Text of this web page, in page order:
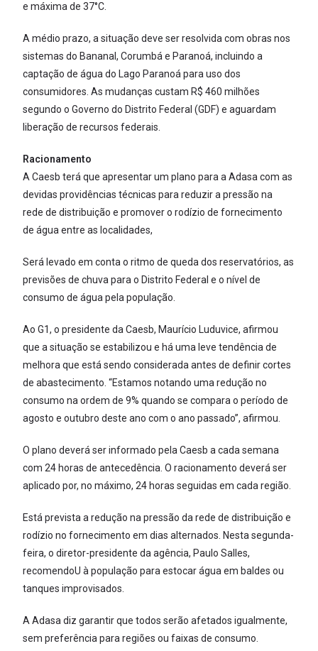
e máxima de 37°C.
A médio prazo, a situação deve ser resolvida com obras nos
sistemas do Bananal, Corumbá e Paranoá, incluindo a
captação de água do Lago Paranoá para uso dos
consumidores. As mudanças custam R$ 460 milhões
segundo o Governo do Distrito Federal (GDF) e aguardam
liberação de recursos federais.
Racionamento
A Caesb terá que apresentar um plano para a Adasa com as
devidas providências técnicas para reduzir a pressão na
rede de distribuição e promover o rodízio de fornecimento
de água entre as localidades,
Será levado em conta o ritmo de queda dos reservatórios, as
previsões de chuva para o Distrito Federal e o nível de
consumo de água pela população.
Ao G1, o presidente da Caesb, Maurício Luduvice, afirmou
que a situação se estabilizou e há uma leve tendência de
melhora que está sendo considerada antes de definir cortes
de abastecimento. “Estamos notando uma redução no
consumo na ordem de 9% quando se compara o período de
agosto e outubro deste ano com o ano passado”, afirmou.
O plano deverá ser informado pela Caesb a cada semana
com 24 horas de antecedência. O racionamento deverá ser
aplicado por, no máximo, 24 horas seguidas em cada região.
Está prevista a redução na pressão da rede de distribuição e
rodízio no fornecimento em dias alternados. Nesta segunda-
feira, o diretor-presidente da agência, Paulo Salles,
recomendoU à população para estocar água em baldes ou
tanques improvisados.
A Adasa diz garantir que todos serão afetados igualmente,
sem preferência para regiões ou faixas de consumo.